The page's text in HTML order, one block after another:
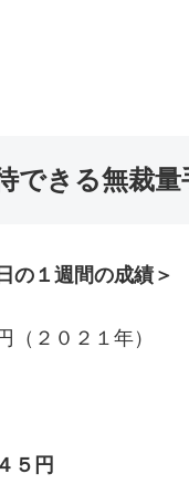
できる無裁量
の１週間の成績＞
２０２１年）
５円